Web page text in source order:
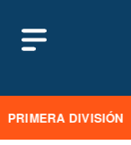
PRIMERA DIVISIÓN